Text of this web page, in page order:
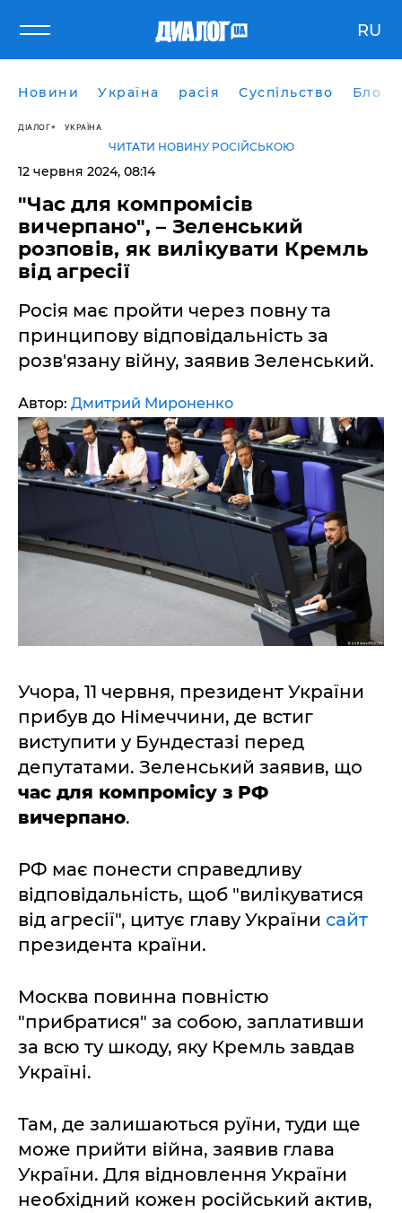
RU
Новини Україна расія Суспільство Блоги
ДІАЛОГ УКРАЇНА
ЧИТАТИ НОВИНУ РОСІЙСЬКОЮ
12 червня 2024, 08:14
"Час для компромісів
вичерпано", – Зеленський
розповів, як вилікувати Кремль
від агресії
Росія має пройти через повну та
принципову відповідальність за
розв'язану війну, заявив Зеленський.
Автор: Дмитрий Мироненко
Учора, 11 червня, президент України
прибув до Німеччини, де встиг
виступити у Бундестазі перед
депутатами. Зеленський заявив, що
час для компромісу з РФ
вичерпано.
РФ має понести справедливу
відповідальність, щоб "вилікуватися
від агресії", цитує главу України сайт
президента країни.
Москва повинна повністю
"прибратися" за собою, заплативши
за всю ту шкоду, яку Кремль завдав
Україні.
Там, де залишаються руїни, туди ще
може прийти війна, заявив глава
України. Для відновлення України
необхідний кожен російський актив,